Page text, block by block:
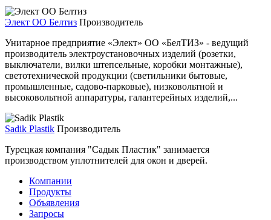
Элект ОО Белтиз Производитель
Унитарное предприятие «Элект» ОО «БелТИЗ» - ведущий
производитель электроустановочных изделий (розетки,
выключатели, вилки штепсельные, коробки монтажные),
светотехнической продукции (светильники бытовые,
промышленные, садово-парковые), низковольтной и
высоковольтной аппаратуры, галантерейных изделий,...
Sadik Plastik Производитель
Турецкая компания "Садык Пластик" занимается
производством уплотнителей для окон и дверей.
Компании
Продукты
Объявления
Запросы